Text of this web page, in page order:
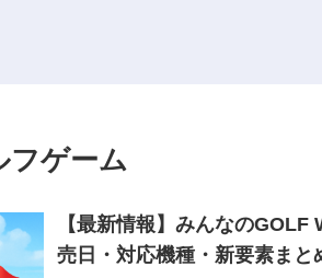
ゲーム
【最新情報】みんなの
売日・対応機種・新要素まと